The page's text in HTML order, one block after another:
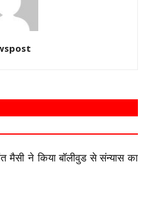
मैसी ने किया बॉलीवुड से संन्यास का